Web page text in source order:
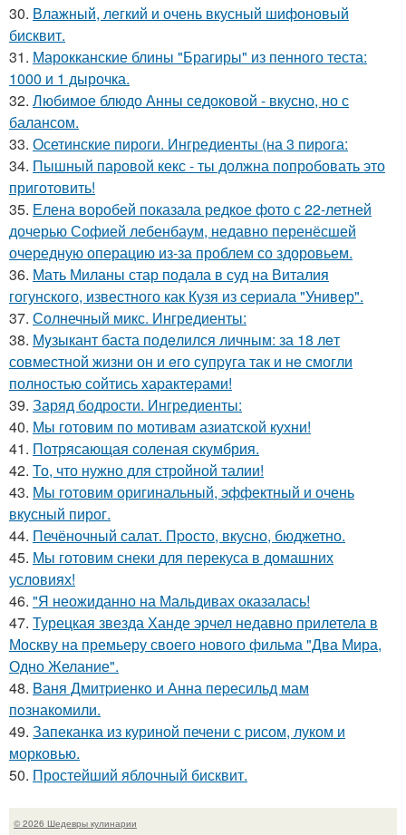
30. Влажный, легкий и очень вкусный шифоновый
бисквит.
31. Марокканские блины "Брагиры" из пенного теста:
1000 и 1 дырочка.
32. Любимое блюдо Анны седоковой - вкусно, но с
балансом.
33. Осетинские пироги. Ингредиенты (на 3 пирога:
34. Пышный паровой кекс - ты должна попробовать это
приготовить!
35. Елена воробей показала редкое фото с 22-летней
дочерью Софией лебенбаум, недавно перенёсшей
очередную операцию из-за проблем со здоровьем.
36. Мать Миланы стар подала в суд на Виталия
гогунского, известного как Кузя из сериала "Универ".
37. Солнечный микс. Ингредиенты:
38. Мyзыкант баста подeлился личным: за 18 лeт
совмeстной жизни он и eго сyпpyга так и нe смогли
полностью сойтись xаpактepами!
39. Заряд бодрости. Ингредиенты:
40. Мы готовим по мотивам азиатской кухни!
41. Потрясающая соленая скумбрия.
42. То, что нужно для стройной талии!
43. Мы готовим оригинальный, эффектный и очень
вкусный пирог.
44. Печёночный салат. Пpoсто, вкусно, бюджетно.
45. Мы готовим снеки для перекуса в домашних
условиях!
46. "Я неожиданно на Мальдивах оказалась!
47. Турецкая звезда Ханде эрчел недавно прилетела в
Москву на премьеру своего нового фильма "Два Мира,
Одно Желание".
48. Bаня Дмитpиенкo и Анна пеpесильд мам
пoзнакoмили.
49. Запеканка из куриной печени с рисом, луком и
морковью.
50. Простейший яблочный бисквит.
© 2026 Шедевры кулинарии